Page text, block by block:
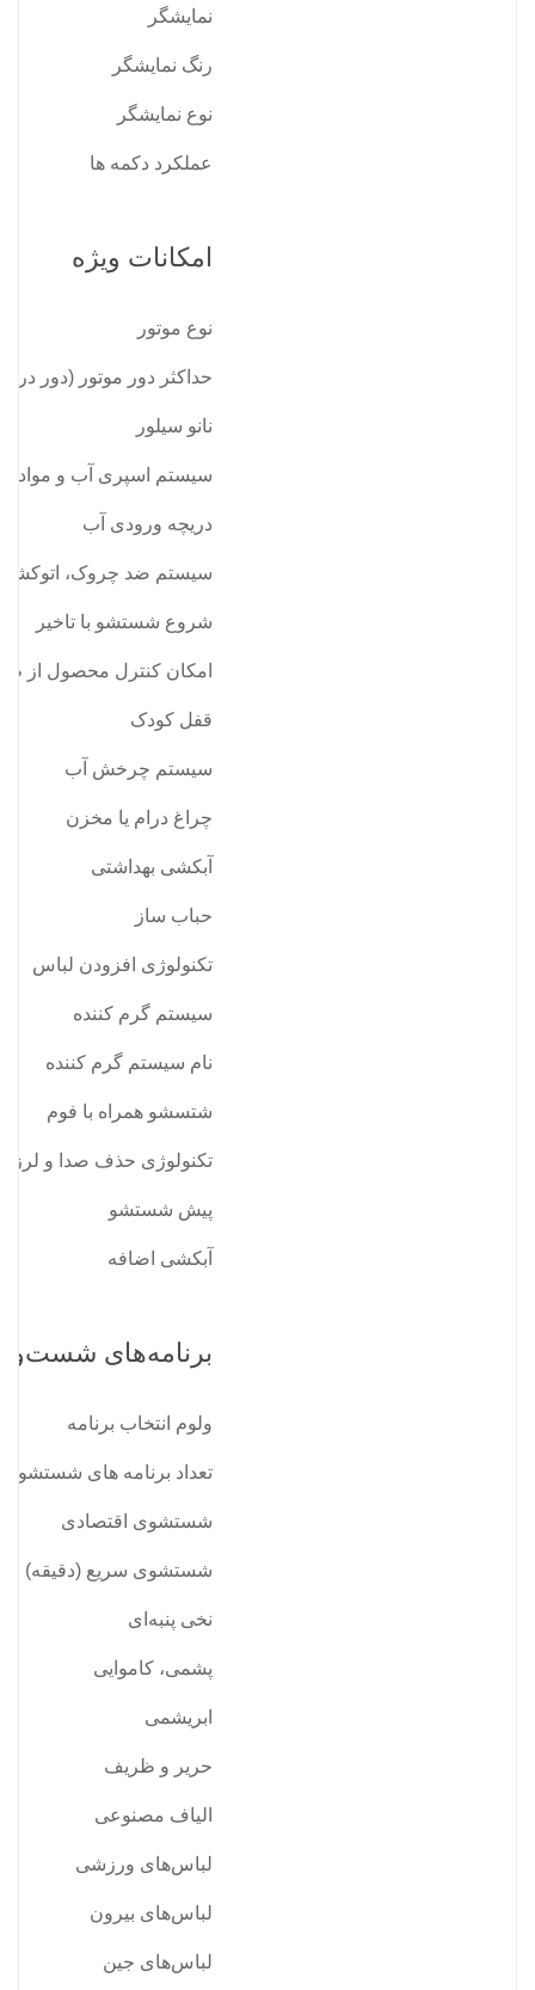
نمایشگر
رنگ نمایشگر
نوع نمایشگر
عملکرد دکمه ها
امکانات ویژه
نوع موتور
حداکثر دور موتور (دور در
نانو سیلور
سیستم اسپری آب و مواد
دریچه ورودی آب
سیستم ضد چروک،
شروع شستشو با تاخیر
امکان کنترل محصول از
قفل کودک
سیستم چرخش آب
چراغ درام یا مخزن
آبکشی بهداشتی
حباب ساز
تکنولوژی افزودن لباس
سیستم گرم کننده
نام سیستم گرم کننده
شتسشو همراه با فوم
تکنولوژی حذف صدا و
پیش شستشو
آبکشی اضافه
برنامه‌های
ولوم انتخاب برنامه
تعداد برنامه های شستشو
شستشوی اقتصادی
شستشوی سریع (دقیقه)
نخی پنبه‌ای
پشمی، کاموایی
ابریشمی
حریر و ظریف
الیاف مصنوعی
لباس‌های ورزشی
لباس‌های بیرون
لباس‌های جین